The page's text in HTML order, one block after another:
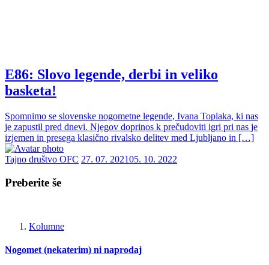
E86: Slovo legende, derbi in veliko
basketa!
Spomnimo se slovenske nogometne legende, Ivana Toplaka, ki nas
je zapustil pred dnevi. Njegov doprinos k prečudoviti igri pri nas je
izjemen in presega klasično rivalsko delitev med Ljubljano in […]
Tajno društvo OFC 27. 07. 202105. 10. 2022
Preberite še
Kolumne
Nogomet (nekaterim) ni naprodaj